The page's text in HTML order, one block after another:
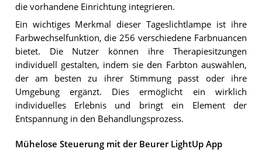
die vorhandene Einrichtung integrieren.
Ein wichtiges Merkmal dieser Tageslichtlampe ist ihre
Farbwechselfunktion, die 256 verschiedene Farbnuancen
bietet. Die Nutzer können ihre Therapiesitzungen
individuell gestalten, indem sie den Farbton auswählen,
der am besten zu ihrer Stimmung passt oder ihre
Umgebung ergänzt. Dies ermöglicht ein wirklich
individuelles Erlebnis und bringt ein Element der
Entspannung in den Behandlungsprozess.
Mühelose Steuerung mit der Beurer LightUp App